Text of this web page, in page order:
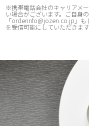
※携帯電話会社のキャリアメ
い場合がございます。ご自身
「orderinfo@jozen.co.jp」
を受信可能にしていただきま